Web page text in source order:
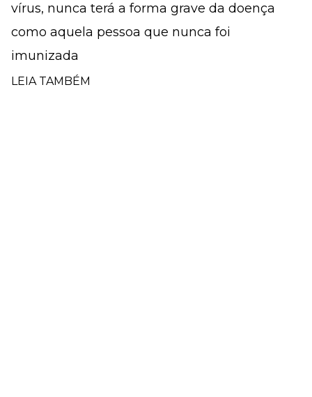
vírus, nunca terá a forma grave da doença
como aquela pessoa que nunca foi
imunizada
LEIA TAMBÉM